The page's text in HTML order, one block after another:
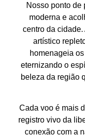
Nosso ponto de
moderna e
centro da cidade.
artístico
homenageia
eternizando o
beleza da região
Cada voo é mais
registro vivo da
conexão com a